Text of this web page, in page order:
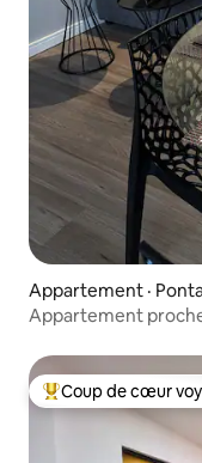
Appartement ·
Appartement
Coup de cœur
Coup de cœur